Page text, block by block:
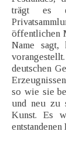
trägt es
öffentlichen
Name sagt,
deutschen
so wie sie
und neu zu
Kunst. Es